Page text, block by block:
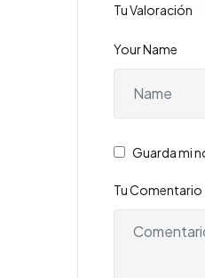
Tu Valoración
Your Name
Guarda mi
Tu Comentario